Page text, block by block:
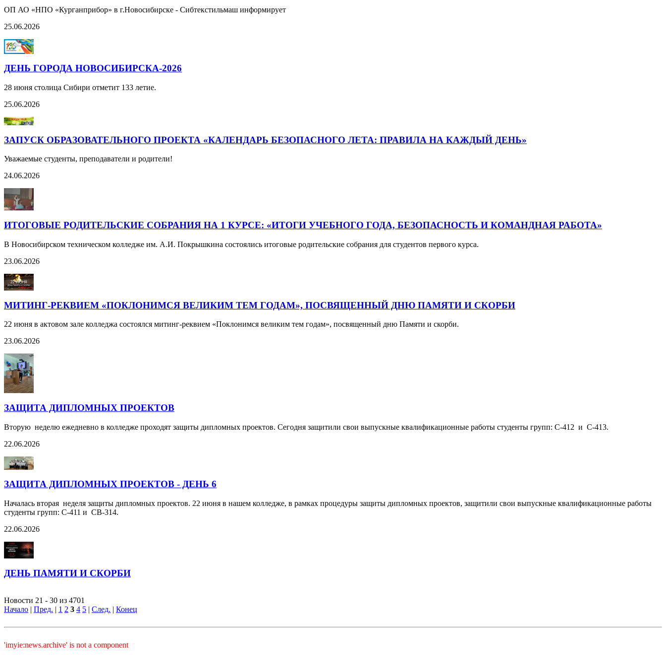
ОП АО «НПО «Курганприбор» в г.Новосибирске - Сибтекстильмаш информирует
25.06.2026
ДЕНЬ ГОРОДА НОВОСИБИРСКА-2026
28 июня столица Сибири отметит 133 летие.
25.06.2026
ЗАПУСК ОБРАЗОВАТЕЛЬНОГО ПРОЕКТА «КАЛЕНДАРЬ БЕЗОПАСНОГО ЛЕТА: ПРАВИЛА НА КАЖДЫЙ ДЕНЬ»
Уважаемые студенты, преподаватели и родители!
24.06.2026
ИТОГОВЫЕ РОДИТЕЛЬСКИЕ СОБРАНИЯ НА 1 КУРСЕ: «ИТОГИ УЧЕБНОГО ГОДА, БЕЗОПАСНОСТЬ И КОМАНДНАЯ РАБОТА»
В Новосибирском техническом колледже им. А.И. Покрышкина состоялись итоговые родительские собрания для студентов первого курса.
23.06.2026
МИТИНГ-РЕКВИЕМ «ПОКЛОНИМСЯ ВЕЛИКИМ ТЕМ ГОДАМ», ПОСВЯЩЕННЫЙ ДНЮ ПАМЯТИ И СКОРБИ
22 июня в актовом зале колледжа состоялся митинг-реквием «Поклонимся великим тем годам», посвященный дню Памяти и скорби.
23.06.2026
ЗАЩИТА ДИПЛОМНЫХ ПРОЕКТОВ
Вторую неделю ежедневно в колледже проходят защиты дипломных проектов. Сегодня защитили свои выпускные квалификационные работы студенты групп: С-412 и С-413.
22.06.2026
ЗАЩИТА ДИПЛОМНЫХ ПРОЕКТОВ - ДЕНЬ 6
Началась вторая неделя защиты дипломных проектов. 22 июня в нашем колледже, в рамках процедуры защиты дипломных проектов, защитили свои выпускные квалификационные работы
студенты групп: С-411 и СВ-314.
22.06.2026
ДЕНЬ ПАМЯТИ И СКОРБИ
Новости 21 - 30 из 4701
Начало | Пред. | 1 2 3 4 5 | След. | Конец
'imyie:news.archive' is not a component